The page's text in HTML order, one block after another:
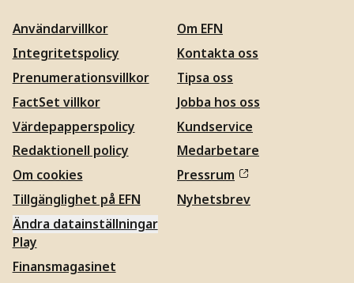
Användarvillkor
Integritetspolicy
Prenumerationsvillkor
FactSet villkor
Värdepapperspolicy
Redaktionell policy
Om cookies
Tillgänglighet på EFN
Ändra datainställningar
Om EFN
Kontakta oss
Tipsa oss
Jobba hos oss
Kundservice
Medarbetare
Pressrum
Nyhetsbrev
Play
Finansmagasinet